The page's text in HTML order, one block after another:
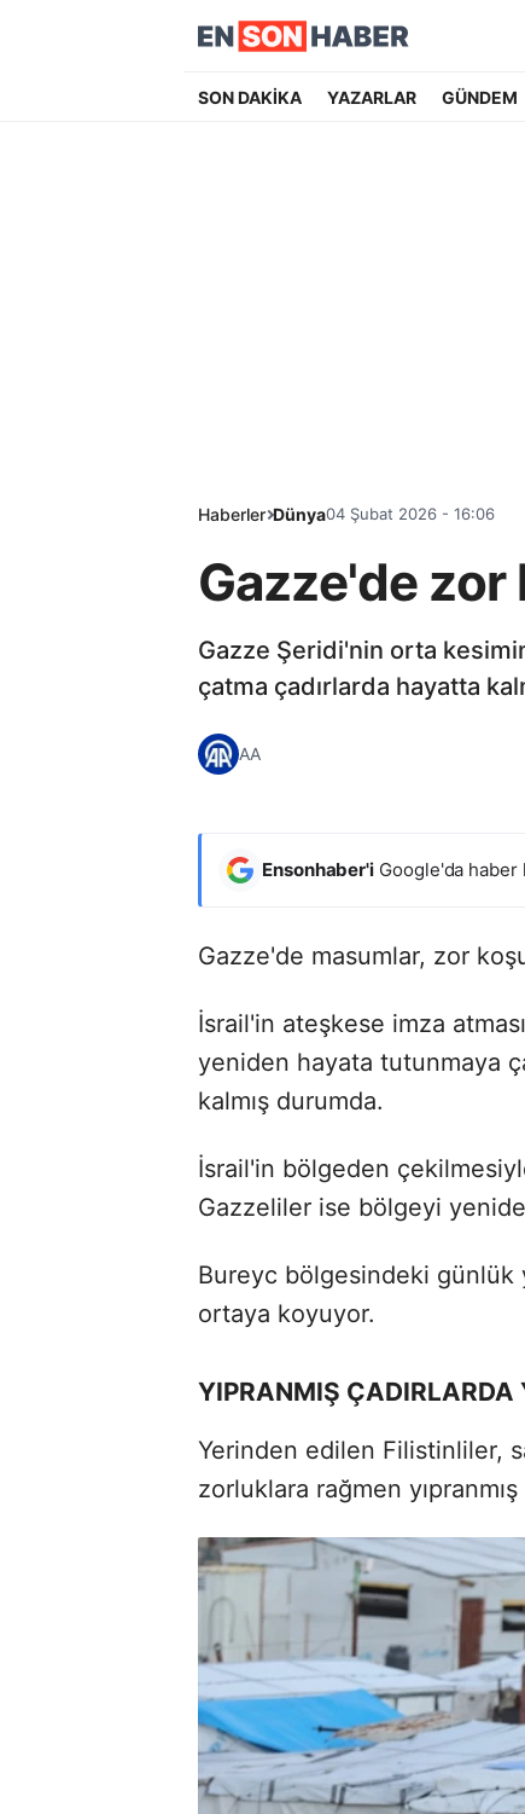
SON DAKİKA YAZARLAR GÜNDEM
Haberler Dünya04 Şubat 2026 - 16:06
Gazze'de zor
Gazze Şeridi'nin orta
çatma çadırlarda hayatta
AA
Ensonhaber'i Google'da haber
Gazze'de masumlar, zor
İsrail'in ateşkese imza
yeniden hayata tutunmaya
kalmış durumda.
İsrail'in bölgeden
Gazzeliler ise bölgeyi
Bureyc bölgesindeki günlük
ortaya koyuyor.
YIPRANMIŞ
Yerinden edilen Filistinliler,
zorluklara rağmen